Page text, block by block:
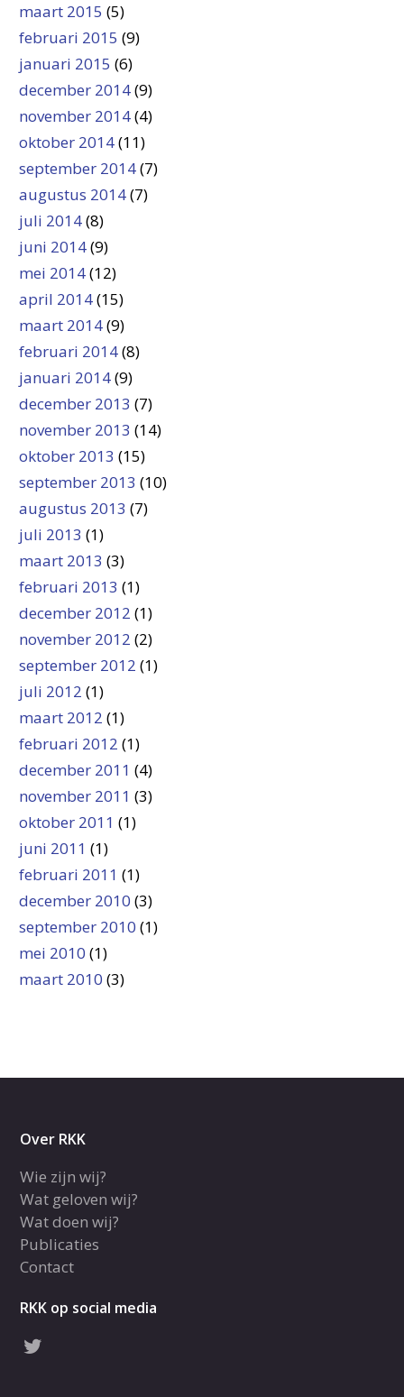
maart 2015 (5)
februari 2015 (9)
januari 2015 (6)
december 2014(9)
november 2014(4)
oktober 2014(11)
september 2014(7)
augustus 2014(7)
juli 2014(8)
juni 2014(9)
mei 2014(12)
april 2014(15)
maart 2014(9)
februari 2014(8)
januari 2014(9)
december 2013 (7)
november 2013 (14)
oktober 2013 (15)
september 2013 (10)
augustus 2013 (7)
juli 2013 (1)
maart 2013 (3)
februari 2013 (1)
december 2012 (1)
november 2012 (2)
september 2012 (1)
juli 2012 (1)
maart 2012 (1)
februari 2012 (1)
december 2011 (4)
november 2011 (3)
oktober 2011 (1)
juni 2011 (1)
februari 2011 (1)
december 2010 (3)
september 2010 (1)
mei 2010 (1)
maart 2010 (3)
Over RKK
Wie zijn wij?
Wat geloven wij?
Wat doen wij?
Publicaties
Contact
RKK op social media